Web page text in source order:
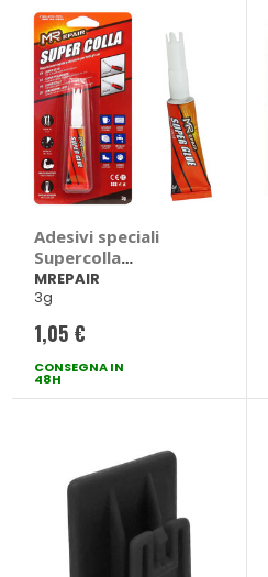
Adesivi speciali
Supercolla
istantanea -
MREPAIR
MREPAIR
3g
1,05 €
CONSEGNA IN
48H